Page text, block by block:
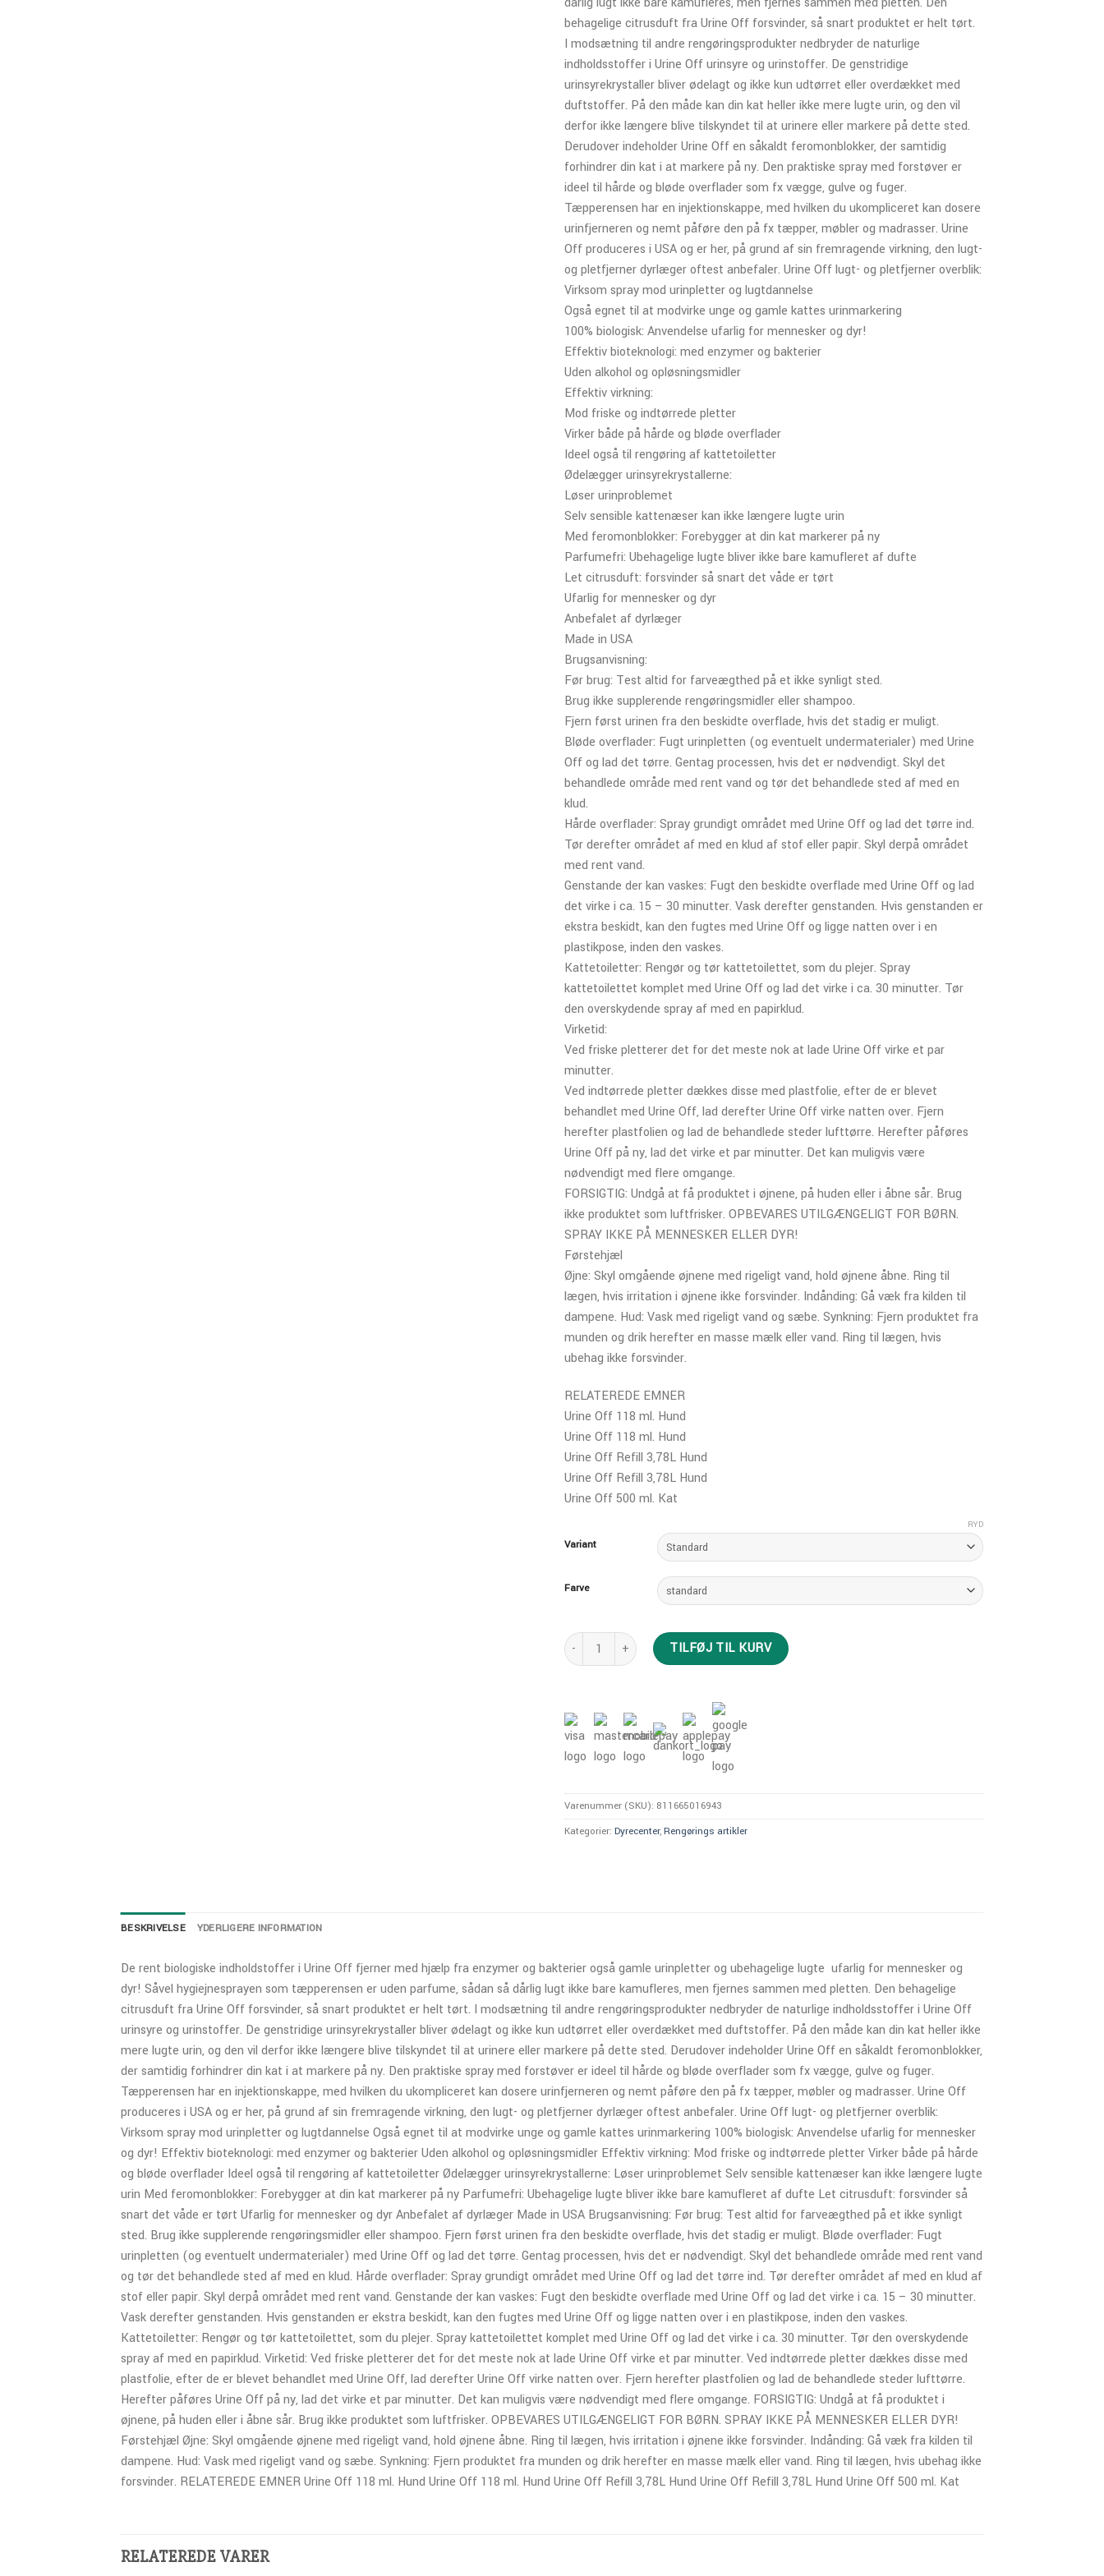
behagelige citrusduft fra Urine Off forsvinder, så snart produktet er helt tørt.
I modsætning til andre rengøringsprodukter nedbryder de naturlige
indholdsstoffer i Urine Off urinsyre og urinstoffer. De genstridige
urinsyrekrystaller bliver ødelagt og ikke kun udtørret eller overdækket med
duftstoffer. På den måde kan din kat heller ikke mere lugte urin, og den vil
derfor ikke længere blive tilskyndet til at urinere eller markere på dette sted.
Derudover indeholder Urine Off en såkaldt feromonblokker, der samtidig
forhindrer din kat i at markere på ny. Den praktiske spray med forstøver er
ideel til hårde og bløde overflader som fx vægge, gulve og fuger.
Tæpperensen har en injektionskappe, med hvilken du ukompliceret kan dosere
urinfjerneren og nemt påføre den på fx tæpper, møbler og madrasser. Urine
Off produceres i USA og er her, på grund af sin fremragende virkning, den lugt-
og pletfjerner dyrlæger oftest anbefaler. Urine Off lugt- og pletfjerner overblik:
Virksom spray mod urinpletter og lugtdannelse
Også egnet til at modvirke unge og gamle kattes urinmarkering
100% biologisk: Anvendelse ufarlig for mennesker og dyr!
Effektiv bioteknologi: med enzymer og bakterier
Uden alkohol og opløsningsmidler
Effektiv virkning:
Mod friske og indtørrede pletter
Virker både på hårde og bløde overflader
Ideel også til rengøring af kattetoiletter
Ødelægger urinsyrekrystallerne:
Løser urinproblemet
Selv sensible kattenæser kan ikke længere lugte urin
Med feromonblokker: Forebygger at din kat markerer på ny
Parfumefri: Ubehagelige lugte bliver ikke bare kamufleret af dufte
Let citrusduft: forsvinder så snart det våde er tørt
Ufarlig for mennesker og dyr
Anbefalet af dyrlæger
Made in USA
Brugsanvisning:
Før brug: Test altid for farveægthed på et ikke synligt sted.
Brug ikke supplerende rengøringsmidler eller shampoo.
Fjern først urinen fra den beskidte overflade, hvis det stadig er muligt.
Bløde overflader: Fugt urinpletten (og eventuelt undermaterialer) med Urine
Off og lad det tørre. Gentag processen, hvis det er nødvendigt. Skyl det
behandlede område med rent vand og tør det behandlede sted af med en
klud.
Hårde overflader: Spray grundigt området med Urine Off og lad det tørre ind.
Tør derefter området af med en klud af stof eller papir. Skyl derpå området
med rent vand.
Genstande der kan vaskes: Fugt den beskidte overflade med Urine Off og lad
det virke i ca. 15 – 30 minutter. Vask derefter genstanden. Hvis genstanden er
ekstra beskidt, kan den fugtes med Urine Off og ligge natten over i en
plastikpose, inden den vaskes.
Kattetoiletter: Rengør og tør kattetoilettet, som du plejer. Spray
kattetoilettet komplet med Urine Off og lad det virke i ca. 30 minutter. Tør
den overskydende spray af med en papirklud.
Virketid:
Ved friske pletterer det for det meste nok at lade Urine Off virke et par
minutter.
Ved indtørrede pletter dækkes disse med plastfolie, efter de er blevet
behandlet med Urine Off, lad derefter Urine Off virke natten over. Fjern
herefter plastfolien og lad de behandlede steder lufttørre. Herefter påføres
Urine Off på ny, lad det virke et par minutter. Det kan muligvis være
nødvendigt med flere omgange.
FORSIGTIG: Undgå at få produktet i øjnene, på huden eller i åbne sår. Brug
ikke produktet som luftfrisker. OPBEVARES UTILGÆNGELIGT FOR BØRN.
SPRAY IKKE PÅ MENNESKER ELLER DYR!
Førstehjæl
Øjne: Skyl omgående øjnene med rigeligt vand, hold øjnene åbne. Ring til
lægen, hvis irritation i øjnene ikke forsvinder. Indånding: Gå væk fra kilden til
dampene. Hud: Vask med rigeligt vand og sæbe. Synkning: Fjern produktet fra
munden og drik herefter en masse mælk eller vand. Ring til lægen, hvis
ubehag ikke forsvinder.
RELATEREDE EMNER
Urine Off 118 ml. Hund
Urine Off 118 ml. Hund
Urine Off Refill 3,78L Hund
Urine Off Refill 3,78L Hund
Urine Off 500 ml. Kat
Variant
Farve
RYD
Urine off hund 500 ml antalTILFØJ TIL KURV
Varenummer (SKU): 811665016943
Kategorier: Dyrecenter,Rengørings artikler
BESKRIVELSE YDERLIGERE INFORMATION
De rent biologiske indholdstoffer i Urine Off fjerner med hjælp fra enzymer og bakterier også gamle urinpletter og ubehagelige lugte  ufarlig for mennesker og
dyr! Såvel hygiejnesprayen som tæpperensen er uden parfume, sådan så dårlig lugt ikke bare kamufleres, men fjernes sammen med pletten. Den behagelige
citrusduft fra Urine Off forsvinder, så snart produktet er helt tørt. I modsætning til andre rengøringsprodukter nedbryder de naturlige indholdsstoffer i Urine Off
urinsyre og urinstoffer. De genstridige urinsyrekrystaller bliver ødelagt og ikke kun udtørret eller overdækket med duftstoffer. På den måde kan din kat heller ikke
mere lugte urin, og den vil derfor ikke længere blive tilskyndet til at urinere eller markere på dette sted. Derudover indeholder Urine Off en såkaldt feromonblokker,
der samtidig forhindrer din kat i at markere på ny. Den praktiske spray med forstøver er ideel til hårde og bløde overflader som fx vægge, gulve og fuger.
Tæpperensen har en injektionskappe, med hvilken du ukompliceret kan dosere urinfjerneren og nemt påføre den på fx tæpper, møbler og madrasser. Urine Off
produceres i USA og er her, på grund af sin fremragende virkning, den lugt- og pletfjerner dyrlæger oftest anbefaler. Urine Off lugt- og pletfjerner overblik:
Virksom spray mod urinpletter og lugtdannelse Også egnet til at modvirke unge og gamle kattes urinmarkering 100% biologisk: Anvendelse ufarlig for mennesker
og dyr! Effektiv bioteknologi: med enzymer og bakterier Uden alkohol og opløsningsmidler Effektiv virkning: Mod friske og indtørrede pletter Virker både på hårde
og bløde overflader Ideel også til rengøring af kattetoiletter Ødelægger urinsyrekrystallerne: Løser urinproblemet Selv sensible kattenæser kan ikke længere lugte
urin Med feromonblokker: Forebygger at din kat markerer på ny Parfumefri: Ubehagelige lugte bliver ikke bare kamufleret af dufte Let citrusduft: forsvinder så
snart det våde er tørt Ufarlig for mennesker og dyr Anbefalet af dyrlæger Made in USA Brugsanvisning: Før brug: Test altid for farveægthed på et ikke synligt
sted. Brug ikke supplerende rengøringsmidler eller shampoo. Fjern først urinen fra den beskidte overflade, hvis det stadig er muligt. Bløde overflader: Fugt
urinpletten (og eventuelt undermaterialer) med Urine Off og lad det tørre. Gentag processen, hvis det er nødvendigt. Skyl det behandlede område med rent vand
og tør det behandlede sted af med en klud. Hårde overflader: Spray grundigt området med Urine Off og lad det tørre ind. Tør derefter området af med en klud af
stof eller papir. Skyl derpå området med rent vand. Genstande der kan vaskes: Fugt den beskidte overflade med Urine Off og lad det virke i ca. 15 – 30 minutter.
Vask derefter genstanden. Hvis genstanden er ekstra beskidt, kan den fugtes med Urine Off og ligge natten over i en plastikpose, inden den vaskes.
Kattetoiletter: Rengør og tør kattetoilettet, som du plejer. Spray kattetoilettet komplet med Urine Off og lad det virke i ca. 30 minutter. Tør den overskydende
spray af med en papirklud. Virketid: Ved friske pletterer det for det meste nok at lade Urine Off virke et par minutter. Ved indtørrede pletter dækkes disse med
plastfolie, efter de er blevet behandlet med Urine Off, lad derefter Urine Off virke natten over. Fjern herefter plastfolien og lad de behandlede steder lufttørre.
Herefter påføres Urine Off på ny, lad det virke et par minutter. Det kan muligvis være nødvendigt med flere omgange. FORSIGTIG: Undgå at få produktet i
øjnene, på huden eller i åbne sår. Brug ikke produktet som luftfrisker. OPBEVARES UTILGÆNGELIGT FOR BØRN. SPRAY IKKE PÅ MENNESKER ELLER DYR!
Førstehjæl Øjne: Skyl omgående øjnene med rigeligt vand, hold øjnene åbne. Ring til lægen, hvis irritation i øjnene ikke forsvinder. Indånding: Gå væk fra kilden til
dampene. Hud: Vask med rigeligt vand og sæbe. Synkning: Fjern produktet fra munden og drik herefter en masse mælk eller vand. Ring til lægen, hvis ubehag ikke
forsvinder. RELATEREDE EMNER Urine Off 118 ml. Hund Urine Off 118 ml. Hund Urine Off Refill 3,78L Hund Urine Off Refill 3,78L Hund Urine Off 500 ml. Kat
RELATEREDE VARER